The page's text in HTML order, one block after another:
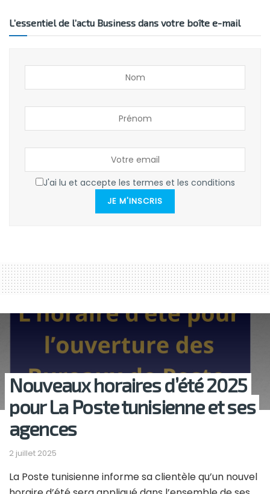
L’essentiel de l’actu Business dans votre boîte e-mail
J'ai lu et accepte les termes et les conditions
JE M'INSCRIS
Nouveaux horaires d’été 2025
pour La Poste tunisienne et ses
agences
2 juillet 2025
La Poste tunisienne informe sa clientèle qu’un nouvel